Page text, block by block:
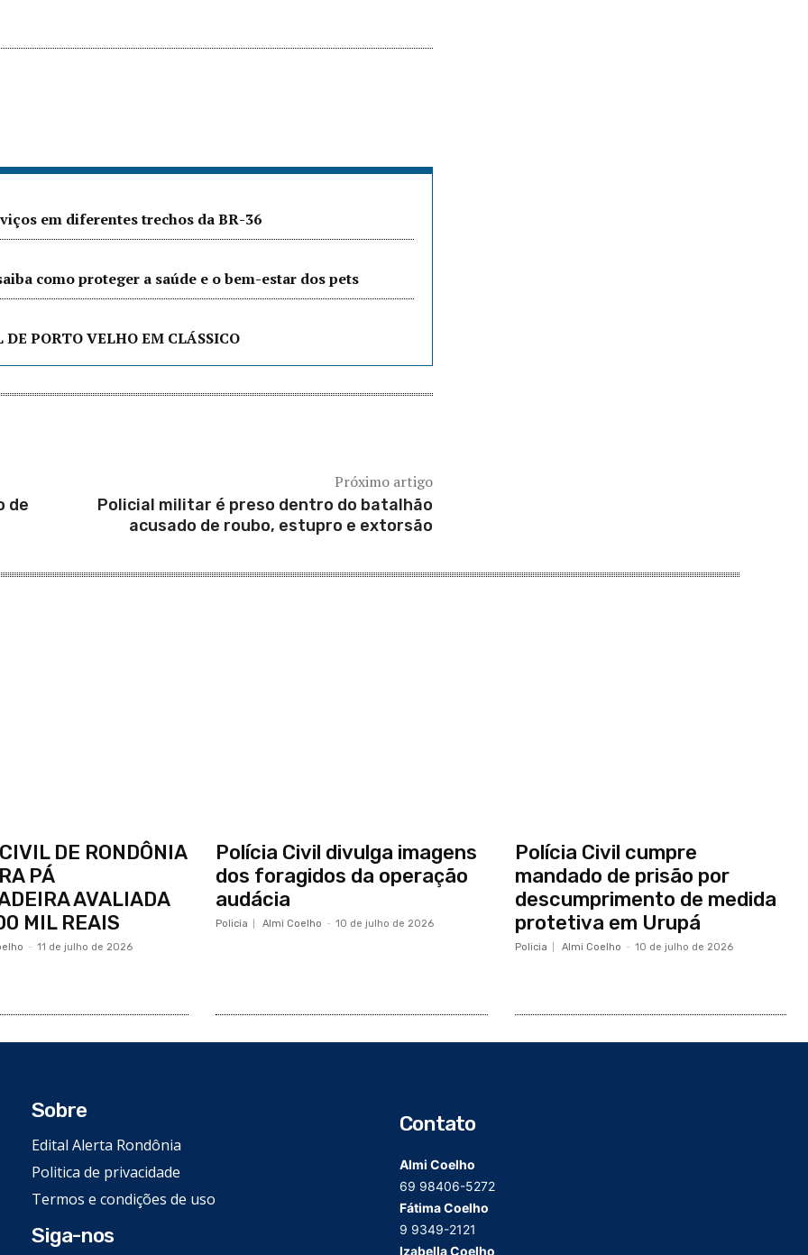
em diferentes trechos da BR-36
como proteger a saúde e o bem-estar dos pets
PORTO VELHO EM CLÁSSICO
de
Próximo artigo
Policial militar é preso dentro do batalhão
acusado de roubo, estupro e extorsão
DE RONDÔNIA
PÁ
AVALIADA
MIL REAIS
- 11 de julho de 2026
Polícia Civil divulga imagens
dos foragidos da operação
audácia
Policia Almi Coelho - 10 de julho de 2026
Polícia Civil cumpre
mandado de prisão por
descumprimento de medida
protetiva em Urupá
Policia Almi Coelho - 10 de julho de 2026
Sobre
Edital Alerta Rondônia
Politica de privacidade
Termos e condições de uso
Siga-nos
Contato
Almi Coelho
69 98406-5272
Fátima Coelho
9 9349-2121
Izabella Coelho